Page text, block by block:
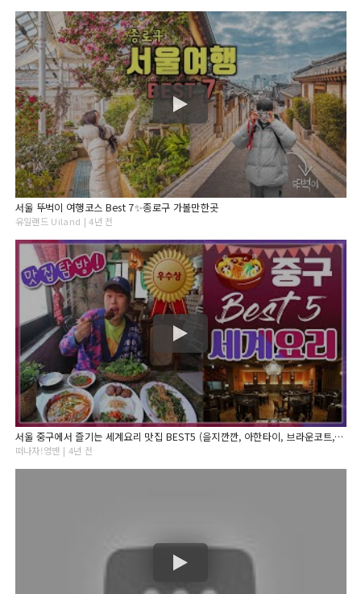
서울 뚜벅이 여행코스 Best 7✨종로구 가볼만한곳
유일랜드 Uiland | 4년 전
서울 중구에서 즐기는 세계요리 맛집 BEST5 (을지깐깐, 아한타이, 브라운코트, 루엘드샹들리에, 룽키 등)
떠나자!영맨 | 4년 전